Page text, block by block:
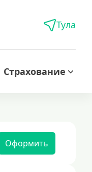
Тула
Страхование
Оформить